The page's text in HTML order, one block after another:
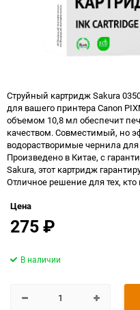
Струйный картридж Sakura
для вашего принтера Canon
объемом 10,8 мл обеспечит
качеством. Совместимый, но
водорастворимые чернила
Произведено в Китае, с
Sakura, этот картридж
Отличное решение для тех,
Цена
275₽
В наличии